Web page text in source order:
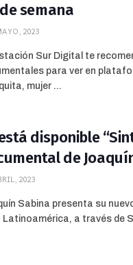
semana
2023
Sur Digital te
para ver en
mujer ...
disponible
de
2023
Sabina presenta su
Latinoamérica, a través de